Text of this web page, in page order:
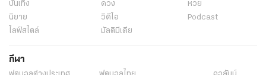
บันเทิง
ดวง
หวย
นิยาย
วิดีโอ
Podcast
ไลฟ์สไตล์
มัลติมีเดีย
กีฬา